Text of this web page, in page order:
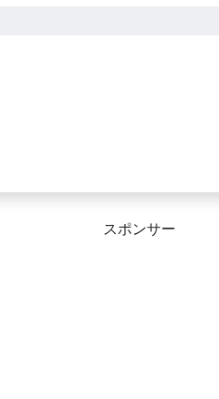
スポンサー